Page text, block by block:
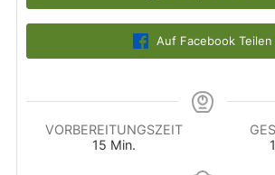
Auf Facebook Teilen
VORBEREITUNGSZEIT
15 Minuten
Min.